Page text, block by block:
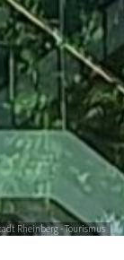
Rheinberg - Tourismus